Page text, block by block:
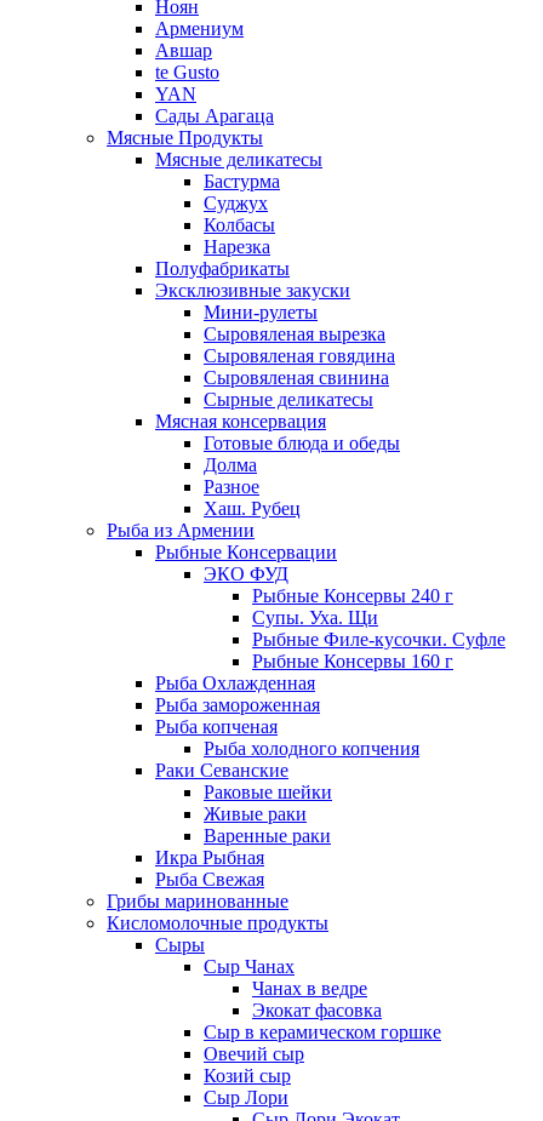
Ноян
Армениум
Авшар
te Gusto
YAN
Сады Арагаца
Мясные Продукты
Мясные деликатесы
Бастурма
Суджух
Колбасы
Нарезка
Полуфабрикаты
Эксклюзивные закуски
Мини-рулеты
Сыровяленая вырезка
Сыровяленая говядина
Сыровяленая свинина
Сырные деликатесы
Мясная консервация
Готовые блюда и обеды
Долма
Разное
Хаш. Рубец
Рыба из Армении
Рыбные Консервации
ЭКО ФУД
Рыбные Консервы 240 г
Супы. Уха. Щи
Рыбные Филе-кусочки. Суфле
Рыбные Консервы 160 г
Рыба Охлажденная
Рыба замороженная
Рыба копченая
Рыба холодного копчения
Раки Севанские
Раковые шейки
Живые раки
Варенные раки
Икра Рыбная
Рыба Свежая
Грибы маринованные
Кисломолочные продукты
Сыры
Сыр Чанах
Чанах в ведре
Экокат фасовка
Сыр в керамическом горшке
Овечий сыр
Козий сыр
Сыр Лори